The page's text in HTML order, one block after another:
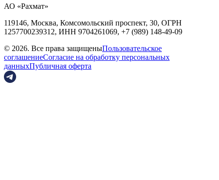
АО «Рахмат»
119146, Москва, Комсомольский проспект, 30, ОГРН
1257700239312, ИНН 9704261069, +7 (989) 148-49-09
© 2026. Все права защищеныПользовательское
соглашениеСогласие на обработку персональных
данныхПубличная оферта